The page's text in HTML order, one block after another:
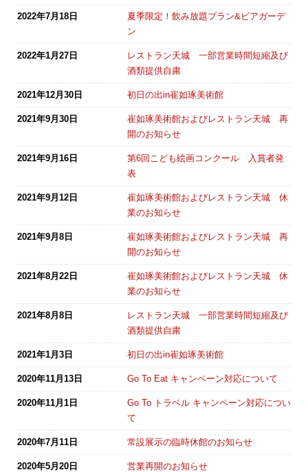
2022年7月18日
夏季限定！飲み放題プラン&ビアガーデ
ン
2022年1月27日
レストラン天城 一部営業時間短縮及び
酒類提供自粛
2021年12月30日 初日の出in崔如琢美術館
2021年9月30日
崔如琢美術館およびレストラン天城 再
開のお知らせ
2021年9月16日
第6回こども絵画コンクール 入賞者発
表
2021年9月12日
崔如琢美術館およびレストラン天城 休
業のお知らせ
2021年9月8日
崔如琢美術館およびレストラン天城 再
開のお知らせ
2021年8月22日
崔如琢美術館およびレストラン天城 休
業のお知らせ
2021年8月8日
レストラン天城 一部営業時間短縮及び
酒類提供自粛
2021年1月3日 初日の出in崔如琢美術館
2020年11月13日 Go To Eat キャンペーン対応について
2020年11月1日
Go To トラベル キャンペーン対応につい
て
2020年7月11日 常設展示の臨時休館のお知らせ
2020年5月20日 営業再開のお知らせ